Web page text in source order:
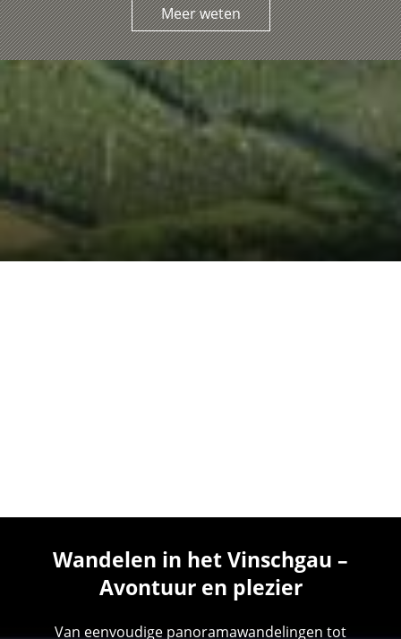
Meer weten
Wandelen in het Vinschgau –
Avontuur en plezier
Van eenvoudige panoramawandelingen tot